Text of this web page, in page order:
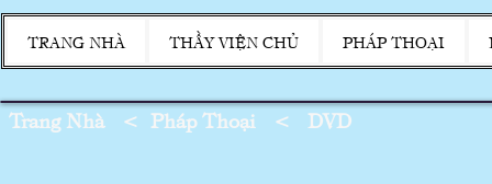
TRANG NHÀ THẦY VIỆN CHỦ PHÁP THOẠI
Trang Nhà < Pháp Thoại < DVD